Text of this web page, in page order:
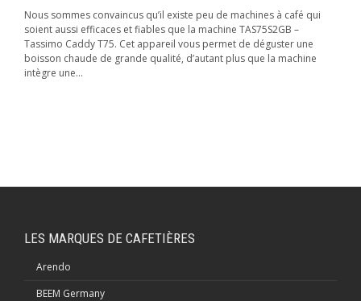
Nous sommes convaincus qu’il existe peu de machines à café qui
soient aussi efficaces et fiables que la machine TAS75S2GB –
Tassimo Caddy T75. Cet appareil vous permet de déguster une
boisson chaude de grande qualité, d’autant plus que la machine
intègre une...
LES MARQUES DE CAFETIÈRES
Arendo
BEEM Germany